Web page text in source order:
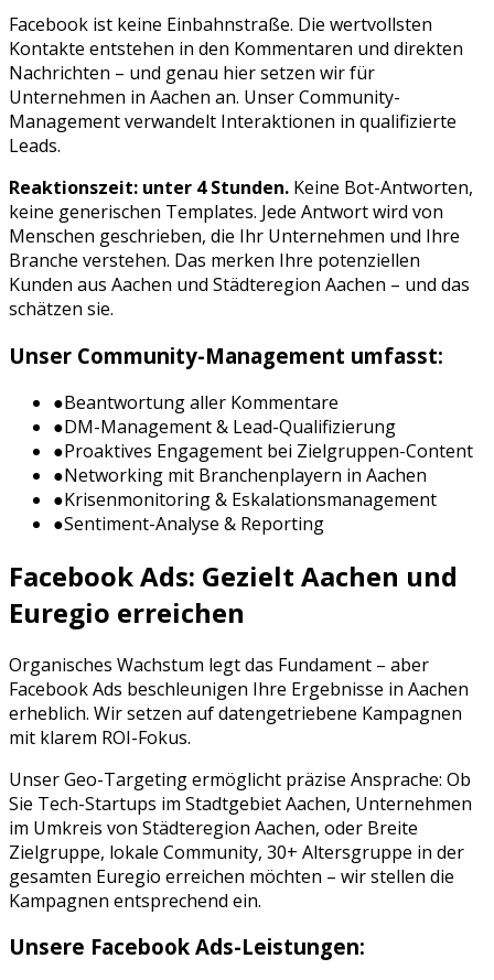
Facebook ist keine Einbahnstraße. Die wertvollsten
Kontakte entstehen in den Kommentaren und direkten
Nachrichten – und genau hier setzen wir für
Unternehmen in Aachen an. Unser Community-
Management verwandelt Interaktionen in qualifizierte
Leads.
Reaktionszeit: unter 4 Stunden. Keine Bot-Antworten,
keine generischen Templates. Jede Antwort wird von
Menschen geschrieben, die Ihr Unternehmen und Ihre
Branche verstehen. Das merken Ihre potenziellen
Kunden aus Aachen und Städteregion Aachen – und das
schätzen sie.
Unser Community-Management umfasst:
●Beantwortung aller Kommentare
●DM-Management & Lead-Qualifizierung
●Proaktives Engagement bei Zielgruppen-Content
●Networking mit Branchenplayern in Aachen
●Krisenmonitoring & Eskalationsmanagement
●Sentiment-Analyse & Reporting
Facebook Ads: Gezielt Aachen und
Euregio erreichen
Organisches Wachstum legt das Fundament – aber
Facebook Ads beschleunigen Ihre Ergebnisse in Aachen
erheblich. Wir setzen auf datengetriebene Kampagnen
mit klarem ROI-Fokus.
Unser Geo-Targeting ermöglicht präzise Ansprache: Ob
Sie Tech-Startups im StadtgebietAachen, Unternehmen
im Umkreis von Städteregion Aachen, oder Breite
Zielgruppe, lokale Community, 30+ Altersgruppe in der
gesamten Euregio erreichen möchten – wir stellen die
Kampagnen entsprechend ein.
Unsere Facebook Ads-Leistungen: